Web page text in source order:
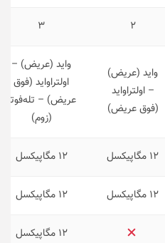
۲ ۳
واید (عریض)
– اولتراواید
(فوق عریض)
واید (عریض) –
اولتراواید (فوق
عریض) – تله‌فوتو
(زوم)
۱۲ مگاپیکسل ۱۲ مگاپیکسل
۱۲ مگاپیکسل ۱۲ مگاپیکسل
۱۲ مگاپیکسل